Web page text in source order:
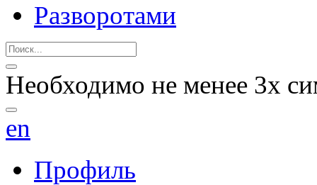
Разворотами
Необходимо не менее 3х
en
Профиль